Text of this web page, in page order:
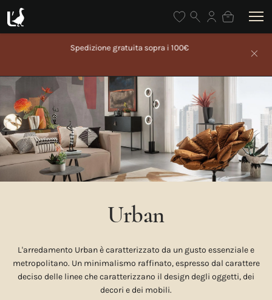
Spedizione gratuita sopra i 100€
Urban
L'arredamento Urban è caratterizzato da un gusto essenziale e
metropolitano. Un minimalismo raffinato, espresso dal carattere
deciso delle linee che caratterizzano il design degli oggetti, dei
decori e dei mobili.